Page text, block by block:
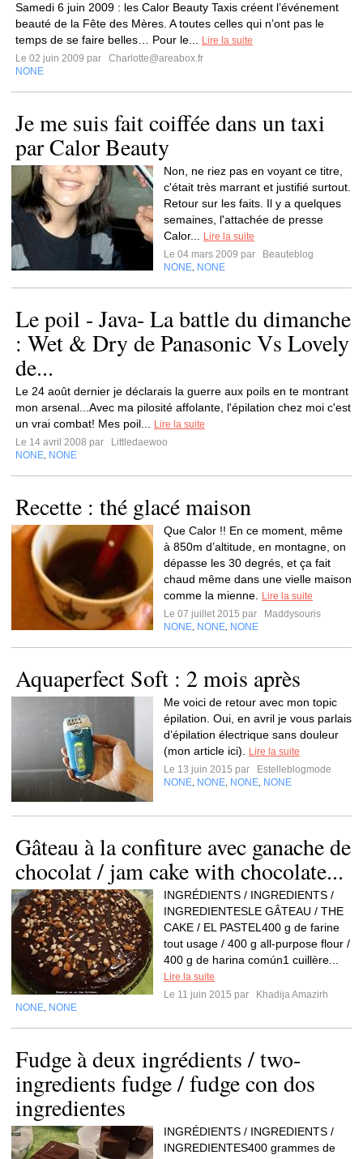
Samedi 6 juin 2009 : les Calor Beauty Taxis créent l’événement
beauté de la Fête des Mères. A toutes celles qui n’ont pas le
temps de se faire belles… Pour le...
Lire la suite
Le 02 juin 2009 par
Charlotte@areabox.fr
NONE
Je me suis fait coiffée dans un taxi
par Calor Beauty
Non, ne riez pas en voyant ce titre,
c'était très marrant et justifié surtout.
Retour sur les faits. Il y a quelques
semaines, l'attachée de presse
Calor...
Lire la suite
Le 04 mars 2009 par
Beauteblog
NONE NONE
Le poil - Java- La battle du dimanche
: Wet & Dry de Panasonic Vs Lovely
de...
Le 24 août dernier je déclarais la guerre aux poils en te montrant
mon arsenal...Avec ma pilosité affolante, l'épilation chez moi c'est
un vrai combat! Mes poil...
Lire la suite
Le 14 avril 2008 par
Littledaewoo
NONE NONE
Recette : thé glacé maison
Que Calor !! En ce moment, même
à 850m d’altitude, en montagne, on
dépasse les 30 degrés, et ça fait
chaud même dans une vielle maison
comme la mienne.
Lire la suite
Le 07 juillet 2015 par
Maddysouris
NONE NONE NONE
Aquaperfect Soft : 2 mois après
Me voici de retour avec mon topic
épilation. Oui, en avril je vous parlais
d’épilation électrique sans douleur
(mon article ici).
Lire la suite
Le 13 juin 2015 par
Estelleblogmode
NONE NONE NONE NONE
Gâteau à la confiture avec ganache de
chocolat / jam cake with chocolate...
INGRÉDIENTS / INGREDIENTS /
INGREDIENTESLE GÂTEAU / THE
CAKE / EL PASTEL400 g de farine
tout usage / 400 g all-purpose flour /
400 g de harina común1 cuillère...
Lire la suite
Le 11 juin 2015 par
Khadija Amazirh
NONE NONE
Fudge à deux ingrédients / two-
ingredients fudge / fudge con dos
ingredientes
INGRÉDIENTS / INGREDIENTS /
INGREDIENTES400 grammes de